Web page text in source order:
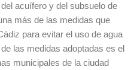
acuífero y del subsuelo de
más de las medidas que
para evitar el uso de agua
las medidas adoptadas es el
municipales de la ciudad